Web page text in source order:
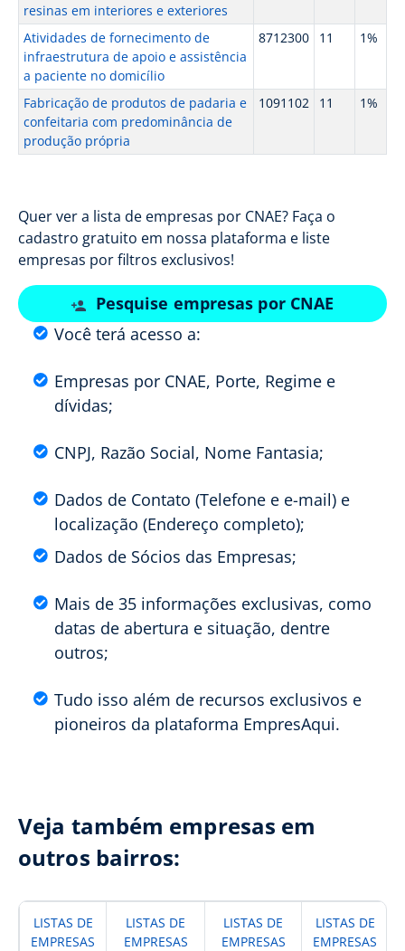
resinas em interiores e exteriores
Atividades de fornecimento de
infraestrutura de apoio e assistência
a paciente no domicílio
8712300 11 1%
Fabricação de produtos de padaria e
confeitaria com predominância de
produção própria
1091102 11 1%
Quer ver a lista de empresas por CNAE? Faça o
cadastro gratuito em nossa plataforma e liste
empresas por filtros exclusivos!
Pesquise empresas por CNAE
Você terá acesso a:
Empresas por CNAE, Porte, Regime e
dívidas;
CNPJ, Razão Social, Nome Fantasia;
Dados de Contato (Telefone e e-mail) e
localização (Endereço completo);
Dados de Sócios das Empresas;
Mais de 35 informações exclusivas, como
datas de abertura e situação, dentre
outros;
Tudo isso além de recursos exclusivos e
pioneiros da plataforma EmpresAqui.
Veja também empresas em
outros bairros:
LISTAS DE
EMPRESAS
LISTAS DE
EMPRESAS
LISTAS DE
EMPRESAS
LISTAS DE
EMPRESAS